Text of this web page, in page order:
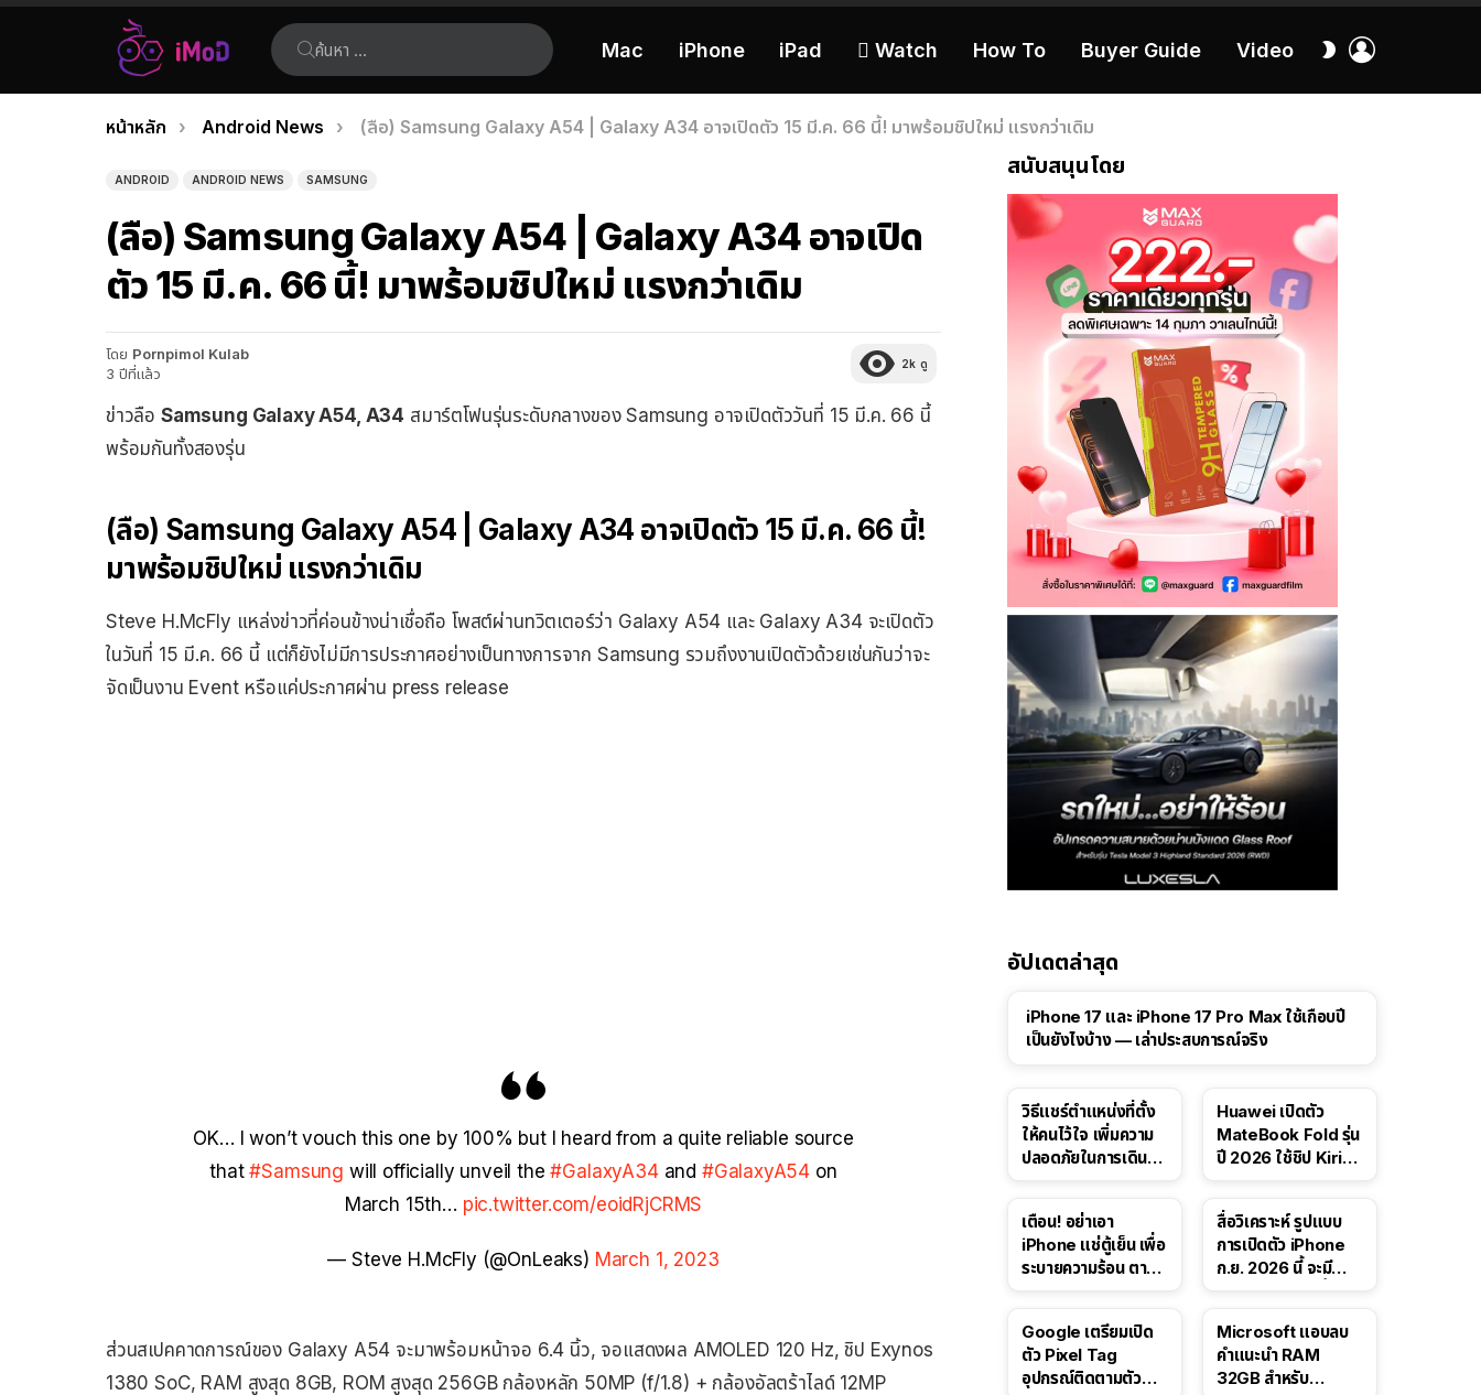
ค้นหา:
Mac iPhone iPad  Watch How To Buyer Guide Video
สลับ
เรื่อง
ล่าสุด
คุณอยู่ที่นี่:
หน้าหลัก Android News (ลือ) Samsung Galaxy A54 | Galaxy A34 อาจเปิดตัว 15 มี.ค. 66 นี้! มาพร้อมชิปใหม่ แรงกว่าเดิม
ANDROID ANDROID NEWS SAMSUNG
(ลือ) Samsung Galaxy A54 | Galaxy A34 อาจเปิด
ตัว 15 มี.ค. 66 นี้! มาพร้อมชิปใหม่ แรงกว่าเดิม
โดย Pornpimol Kulab
3 ปีที่แล้ว
2k ดู
ข่าวลือ Samsung Galaxy A54, A34 สมาร์ตโฟนรุ่นระดับกลางของ Samsung อาจเปิดตัววันที่ 15 มี.ค. 66 นี้
พร้อมกันทั้งสองรุ่น
(ลือ) Samsung Galaxy A54 | Galaxy A34 อาจเปิดตัว 15 มี.ค. 66 นี้!
มาพร้อมชิปใหม่ แรงกว่าเดิม
Steve H.McFly แหล่งข่าวที่ค่อนข้างน่าเชื่อถือ โพสต์ผ่านทวิตเตอร์ว่า Galaxy A54 และ Galaxy A34 จะเปิดตัว
ในวันที่ 15 มี.ค. 66 นี้ แต่ก็ยังไม่มีการประกาศอย่างเป็นทางการจาก Samsung รวมถึงงานเปิดตัวด้วยเช่นกันว่าจะ
จัดเป็นงาน Event หรือแค่ประกาศผ่าน press release
OK… I won’t vouch this one by 100% but I heard from a quite reliable source
that#Samsung will officially unveil the#GalaxyA34and #GalaxyA54 on
March 15th… pic.twitter.com/eoidRjCRMS
— Steve H.McFly (@OnLeaks) March 1, 2023
ส่วนสเปคคาดการณ์ของ Galaxy A54 จะมาพร้อมหน้าจอ 6.4 นิ้ว, จอแสดงผล AMOLED 120 Hz, ชิป Exynos
1380 SoC, RAM สูงสุด 8GB, ROM สูงสุด 256GB กล้องหลัก 50MP (f/1.8) + กล้องอัลตร้าไลด์ 12MP
สนับสนุนโดย
อัปเดตล่าสุด
41:47
iPhone 17 และ iPhone 17 Pro Max ใช้เกือบปี
เป็นยังไงบ้าง — เล่าประสบการณ์จริง
วิธีแชร์ตำแหน่งที่ตั้ง
ให้คนไว้ใจ เพิ่มความ
ปลอดภัยในการเดิน
Huawei เปิดตัว
MateBook Fold รุ่น
ปี 2026 ใช้ชิป Kirin
เตือน! อย่าเอา
iPhone แช่ตู้เย็น เพื่อ
ระบายความร้อน ตาม
สื่อวิเคราะห์ รูปแบบ
การเปิดตัว iPhone
ก.ย. 2026 นี้ จะมี
Google เตรียมเปิด
ตัว Pixel Tag
อุปกรณ์ติดตามตัว
Microsoft แอบลบ
คำแนะนำ RAM
32GB สำหรับ